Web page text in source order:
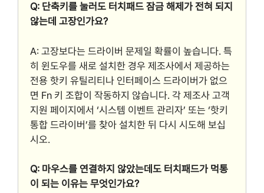
Q: 단축키를 눌러도 터치패드 잠금 해제가 전혀 되지
않는데 고장인가요?
A: 고장보다는 드라이버 문제일 확률이 높습니다. 특
히 윈도우를 새로 설치한 경우 제조사에서 제공하는
전용 핫키 유틸리티나 인터페이스 드라이버가 없으
면 Fn 키 조합이 작동하지 않습니다. 각 제조사 고객
지원 페이지에서 ‘시스템 이벤트 관리자’ 또는 ‘핫키
통합 드라이버’를 찾아 설치한 뒤 다시 시도해 보십
시오.
Q: 마우스를 연결하지 않았는데도 터치패드가 먹통
이 되는 이유는 무엇인가요?